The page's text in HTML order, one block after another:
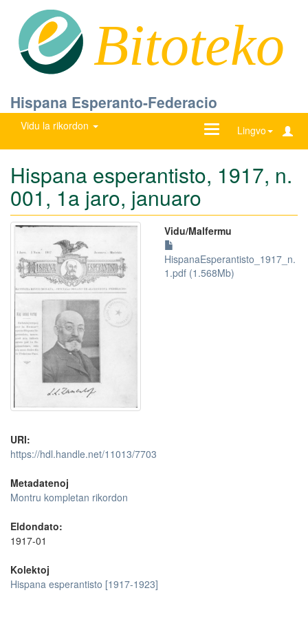
Bitoteko
Hispana Esperanto-Federacio
Vidu la rikordon Lingvo
Ŝanĝu
Hispana esperantisto, 1917, n.
001, 1a jaro, januaro
Vidu/Malfermu
HispanaEsperantisto_1917_n.
1.pdf (1.568Mb)
URI:
https://hdl.handle.net/11013/7703
Metadatenoj
Montru kompletan rikordon
Eldondato:
1917-01
Kolektoj
Hispana esperantisto [1917-1923]